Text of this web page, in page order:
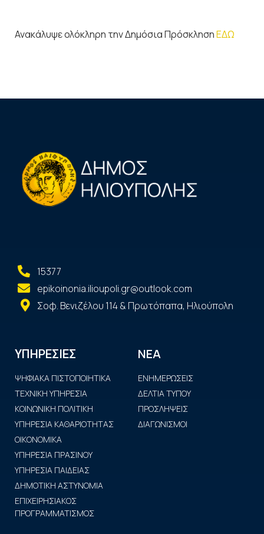
Ανακάλυψε ολόκληρη την Δημόσια ΠρόσκλησηΕΔΩ
15377
epikoinonia.ilioupoli.gr@outlook.com
Σοφ. Βενιζέλου 114 & Πρωτόπαπα, Ηλιούπολη
ΥΠΗΡΕΣΙΕΣ
ΨΗΦΙΑΚΑ ΠΙΣΤΟΠΟΙΗΤΙΚΑ
ΤΕΧΝΙΚΗ ΥΠΗΡΕΣΙΑ
ΚΟΙΝΩΝΙΚΗ ΠΟΛΙΤΙΚΗ
ΥΠΗΡΕΣΙΑ ΚΑΘΑΡΙΟΤΗΤΑΣ
ΟΙΚΟΝΟΜΙΚΑ
ΥΠΗΡΕΣΙΑ ΠΡΑΣΙΝΟΥ
ΥΠΗΡΕΣΙΑ ΠΑΙΔΕΙΑΣ
ΔΗΜΟΤΙΚΗ ΑΣΤΥΝΟΜΙΑ
ΕΠΙΧΕΙΡΗΣΙΑΚΟΣ
ΠΡΟΓΡΑΜΜΑΤΙΣΜΟΣ
ΝΕΑ
ΕΝΗΜΕΡΩΣΕΙΣ
ΔΕΛΤΙΑ ΤΥΠΟΥ
ΠΡΟΣΛΗΨΕΙΣ
ΔΙΑΓΩΝΙΣΜΟΙ